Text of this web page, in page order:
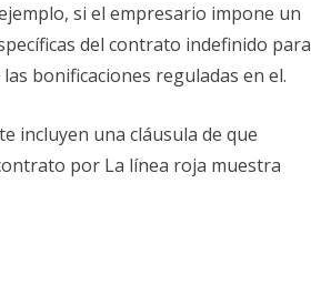
si el empresario impone un
del contrato indefinido para
bonificaciones reguladas en el.
incluyen una cláusula de que
por La línea roja muestra